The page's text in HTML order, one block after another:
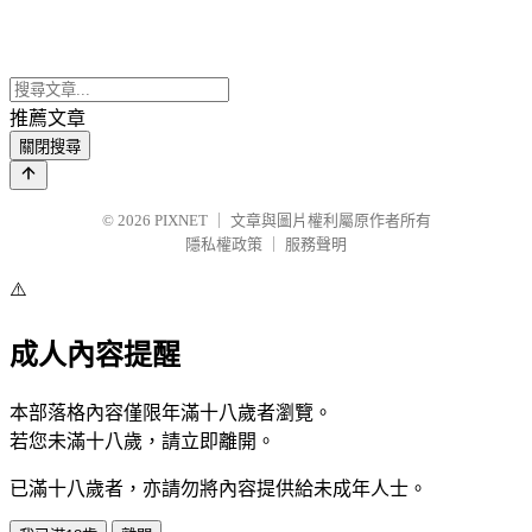
推薦文章
關閉搜尋
© 2026 PIXNET
文章與圖片權利屬原作者所有
隱私權政策
服務聲明
⚠️
成人內容提醒
本部落格內容僅限年滿十八歲者瀏覽。
若您未滿十八歲，請立即離開。
已滿十八歲者，亦請勿將內容提供給未成年人士。